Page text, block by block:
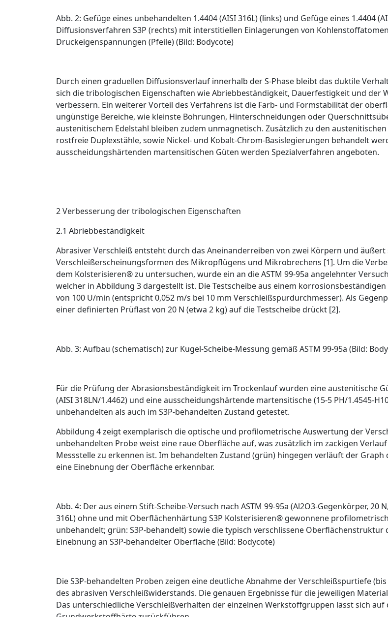
Abb. 2: Gefüge eines unbehandelten 1.4404 (AISI 316L) (links) und Gefüge eines 1.4404
Diffusionsverfahren S3P (rechts) mit interstitiellen Einlagerungen von
Druck­eigenspannungen (Pfeile) (Bild: Bodycote)
Durch einen graduellen Diffusionsverlauf innerhalb der S-Phase bleibt das ­duktile
sich die tribologischen Eigenschaften wie Abriebbeständigkeit, Dauerfestigkeit und der
verbessern. Ein weiterer Vorteil des Verfahrens ist die Farb- und Formstabilität der
ungünstige Bereiche, wie kleinste Bohrungen, Hinterschneidungen oder
austenitischem Edelstahl bleiben zudem unmagnetisch. Zusätzlich zu den
rostfreie Duplexstähle, sowie Nickel- und Kobalt-Chrom-Basislegierungen behandelt
ausscheidungshärtenden martensitischen Güten werden Spezialverfahren angeboten.
2 Verbesserung der ­tribologischen Eigenschaften
2.1 Abriebbeständigkeit
Abrasiver Verschleiß entsteht durch das Aneinanderreiben von zwei Körpern und
Verschleißerscheinungsformen des Mikropflügens und Mikro­brechens [1]. Um die
dem Kolsterisieren®zu untersuchen, wurde ein an die ASTM 99-95a angelehnter
welcher in Abbildung 3dargestellt ist. Die Testscheibe aus einem
von 100 U/min (entspricht 0,052 m/s bei 10 mm Verschleißspurdurchmesser). Als
einer definierten Prüflast von 20 N (etwa 2 kg) auf die Testscheibe drückt [2].
Abb. 3: Aufbau (schematisch) zur Kugel-Scheibe-Messung gemäß ASTM 99-95a (Bild:
Für die Prüfung der ­Abrasionsbeständigkeit im Trockenlauf wurden eine ­austenitische
(AISI 318LN/1.4462) und eine ausscheidungshärtende martensitische (15-5 PH/1.4545-
unbehandelten als auch im S3P-behandelten Zustand getestet.
Abbildung 4zeigt exemplarisch die optische und profilometrische Auswertung der
unbehandelten Probe weist eine raue Oberfläche auf, was zusätzlich im zackigen
Messstelle zu erkennen ist. Im behandelten Zustand (grün) hingegen verläuft der
eine Einebnung der Oberfläche erkennbar.
Abb. 4: Der aus einem Stift-Scheibe-Versuch nach ASTM 99-95a (Al2O3-Gegenkörper, 20
316L) ohne und mit Oberflächenhärtung S3P Kolsterisieren® gewonnene
unbehandelt; grün: S3P-behandelt) sowie die typisch verschlissene
Einebnung an S3P-behandelter Oberfläche (Bild: Bodycote)
Die S3P-behandelten Proben zeigen eine deutliche Abnahme der ­Verschleißspurtiefe
des abrasiven Verschleiß­widerstands. Die genauen Ergebnisse für die jeweiligen
Das unterschiedliche Verschleißverhalten der einzelnen Werkstoffgruppen lässt sich